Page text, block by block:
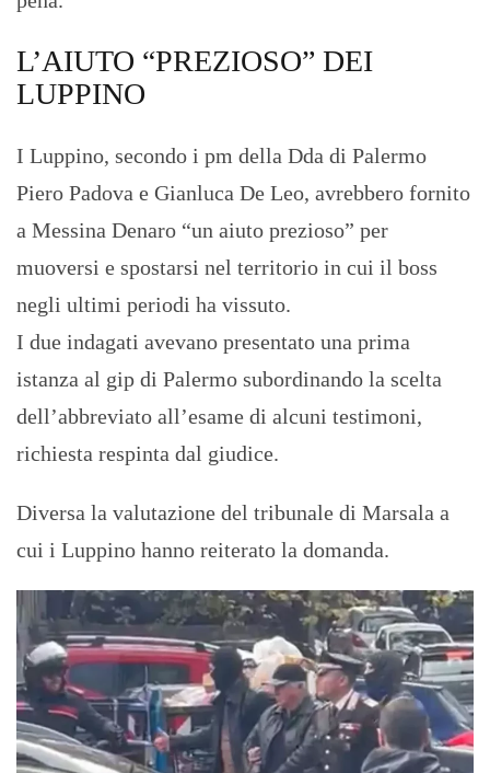
L’AIUTO “PREZIOSO” DEI
LUPPINO
I Luppino, secondo i pm della Dda di Palermo
Piero Padova e Gianluca De Leo, avrebbero fornito
a Messina Denaro “un aiuto prezioso” per
muoversi e spostarsi nel territorio in cui il boss
negli ultimi periodi ha vissuto.
I due indagati avevano presentato una prima
istanza al gip di Palermo subordinando la scelta
dell’abbreviato all’esame di alcuni testimoni,
richiesta respinta dal giudice.
Diversa la valutazione del tribunale di Marsala a
cui i Luppino hanno reiterato la domanda.